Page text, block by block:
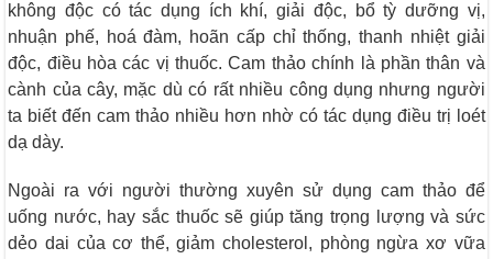
không độc có tác dụng ích khí, giải độc, bổ tỳ dưỡng vị,
nhuận phế, hoá đàm, hoãn cấp chỉ thống, thanh nhiệt giải
độc, điều hòa các vị thuốc. Cam thảo chính là phần thân và
cành của cây, mặc dù có rất nhiều công dụng nhưng người
ta biết đến cam thảo nhiều hơn nhờ có tác dụng điều trị loét
dạ dày.
Ngoài ra với người thường xuyên sử dụng cam thảo để
uống nước, hay sắc thuốc sẽ giúp tăng trọng lượng và sức
dẻo dai của cơ thể, giảm cholesterol, phòng ngừa xơ vữa